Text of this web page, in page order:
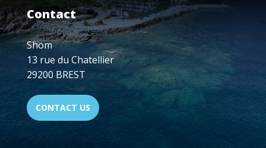
Contact
Shom
13 rue du Chatellier
29200 BREST
CONTACT US